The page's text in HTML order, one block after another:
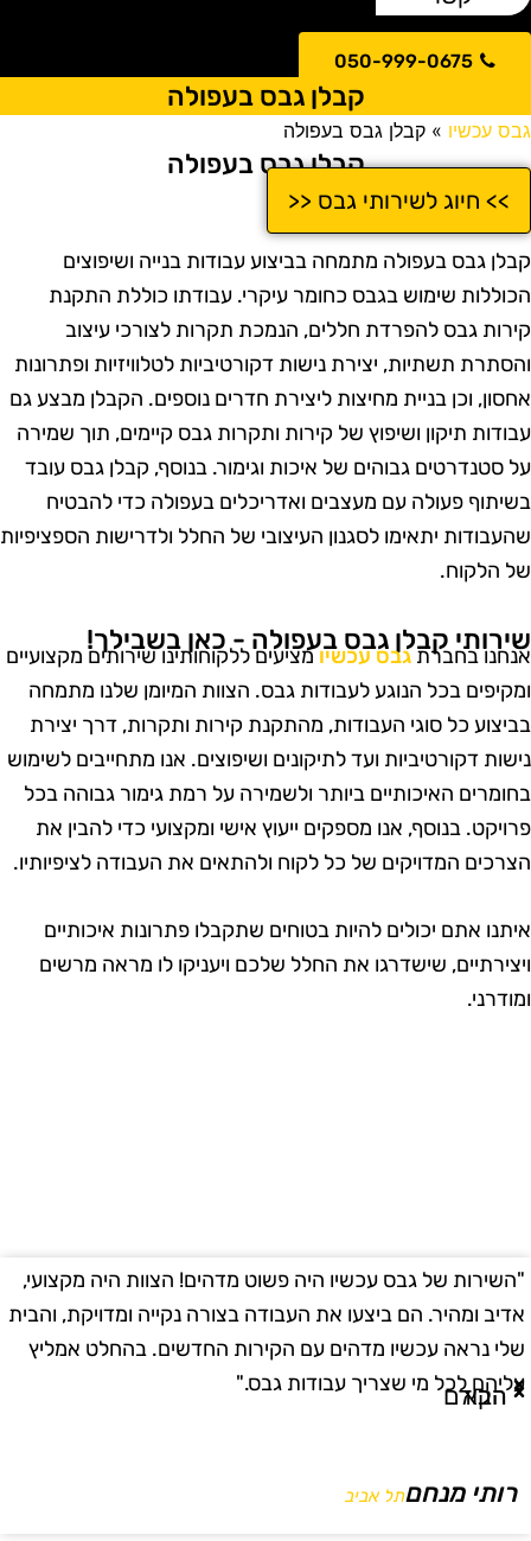
050-999-0675
קבלן גבס בעפולה
עכשיו» קבלן גבס בעפולה
קבלן גבס בעפולה
>> חיוג לשירותי גבס <<
גבס בעפולה מתמחה בביצוע עבודות בנייה ושיפוצים
שימוש בגבס כחומר עיקרי. עבודתו כוללת התקנת
גבס להפרדת חללים, הנמכת תקרות לצורכי עיצוב
תשתיות, יצירת נישות דקורטיביות לטלוויזיות ופתרונות
וכן בניית מחיצות ליצירת חדרים נוספים. הקבלן מבצע גם
תיקון ושיפוץ של קירות ותקרות גבס קיימים, תוך שמירה
סטנדרטים גבוהים של איכות וגימור. בנוסף, קבלן גבס עובד
פעולה עם מעצבים ואדריכלים בעפולה כדי להבטיח
יתאימו לסגנון העיצובי של החלל ולדרישות הספציפיות
הלקוח.
קבלן גבס בעפולה - כאן בשבילך!בחברתגבס עכשיומציעים ללקוחותינו שירותים מקצועיים
בכל הנוגע לעבודות גבס. הצוות המיומן שלנו מתמחה
כל סוגי העבודות, מהתקנת קירות ותקרות, דרך יצירת
דקורטיביות ועד לתיקונים ושיפוצים. אנו מתחייבים לשימוש
האיכותיים ביותר ולשמירה על רמת גימור גבוהה בכל
בנוסף, אנו מספקים ייעוץ אישי ומקצועי כדי להבין את
המדויקים של כל לקוח ולהתאים את העבודה לציפיותיו.
אתם יכולים להיות בטוחים שתקבלו פתרונות איכותיים
שישדרגו את החלל שלכם ויעניקו לו מראה מרשים
"השירות של גבס עכשיו היה פשוט מדהים! הצוות היה מקצועי,
אדיב ומהיר. הם ביצעו את העבודה בצורה נקייה ומדויקת, והבית
שלי נראה עכשיו מדהים עם הקירות החדשים. בהחלט אמליץ
עליהם לכל מי שצריך עבודות גבס."
רותי מנחםתל אביב
הקודם
הבא